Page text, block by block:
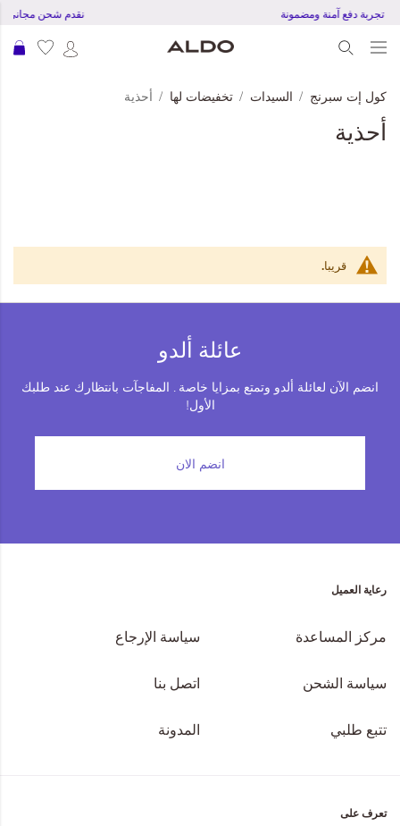
نقدم شحن مجاني للطلبات تجربة دفع آمنة ومضمونة
المجموعات
إحياء الطراز الكلاسيكي
كول إت سبرنج السيدات تخفيضات لها أحذية
أحذية
قريبا.
عائلة ألدو
انضم الآن لعائلة ألدو وتمتع بمزايا خاصة . المفاجآت بانتظارك عند طلبك
الأول!
انضم الان
رعاية العميل
مركز المساعدة سياسة الإرجاع
سياسة الشحن اتصل بنا
تتبع طلبي المدونة
تعرف على